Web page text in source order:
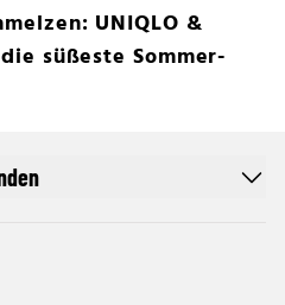
UNIQLO &
süßeste Sommer-